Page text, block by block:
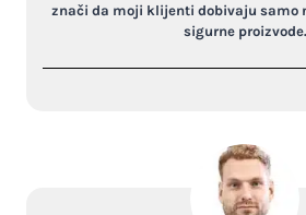
znači da moji klijenti dobivaju samo
sigurne proizvode.